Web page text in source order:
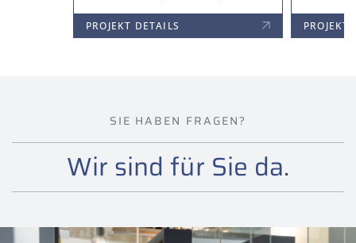
PROJEKT DETAILS PROJEKT
SIE HABEN FRAGEN?
Wir sind für Sie da.